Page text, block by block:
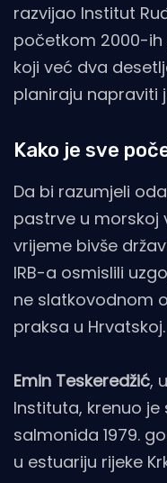
razvijao Institut
početkom 2000-ih
koji već dva
planiraju napraviti
Kako je sve
Da bi razumjeli
pastrve u morskoj
vrijeme bivše
IRB-a osmislili
ne slatkovodnom
praksa u Hrvatskoj.
Emin Teskeredžić,
Instituta, krenuo
salmonida 1979.
u estuariju rijeke